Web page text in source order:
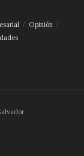
Opinión